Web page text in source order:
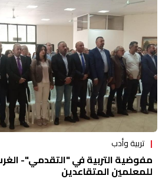
تربية وأدب
مفوضية التربية في "التقدمي"-
للمعلمين المتقاعدين